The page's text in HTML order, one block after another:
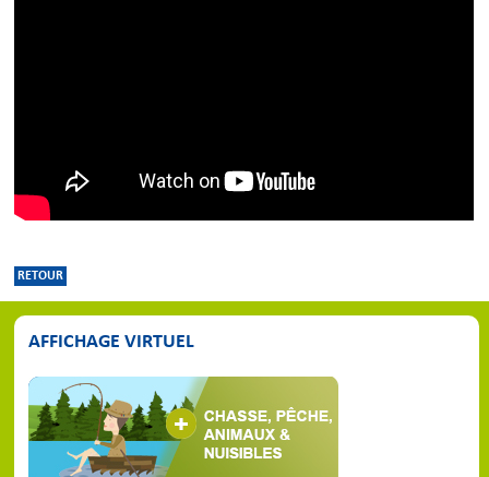
RETOUR
AFFICHAGE VIRTUEL